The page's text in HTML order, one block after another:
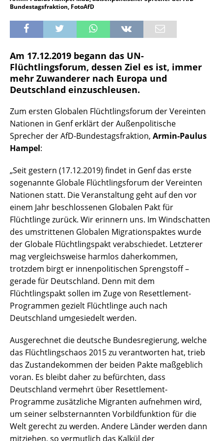
Bundestagsfraktion, FotoAfD
Am 17.12.2019 begann das UN-
Flüchtlingsforum, dessen Ziel es ist, immer
mehr Zuwanderer nach Europa und
Deutschland einzuschleusen.
Zum ersten Globalen Flüchtlingsforum der Vereinten
Nationen in Genf erklärt der Außenpolitische
Sprecher der AfD-Bundestagsfraktion, Armin-Paulus
Hampel:
„Seit gestern (17.12.2019) findet in Genf das erste
sogenannte Globale Flüchtlingsforum der Vereinten
Nationen statt. Die Veranstaltung geht auf den vor
einem Jahr beschlossenen Globalen Pakt für
Flüchtlinge zurück. Wir erinnern uns. Im Windschatten
des umstrittenen Globalen Migrationspaktes wurde
der Globale Flüchtlingspakt verabschiedet. Letzterer
mag vergleichsweise harmlos daherkommen,
trotzdem birgt er innenpolitischen Sprengstoff –
gerade für Deutschland. Denn mit dem
Flüchtlingspakt sollen im Zuge von Resettlement-
Programmen gezielt Flüchtlinge auch nach
Deutschland umgesiedelt werden.
Ausgerechnet die deutsche Bundesregierung, welche
das Flüchtlingschaos 2015 zu verantworten hat, trieb
das Zustandekommen der beiden Pakte maßgeblich
voran. Es bleibt daher zu befürchten, dass
Deutschland vermehrt über Resettlement-
Programme zusätzliche Migranten aufnehmen wird,
um seiner selbsternannten Vorbildfunktion für die
Welt gerecht zu werden. Andere Länder werden dann
mitziehen, so vermutlich das Kalkül der